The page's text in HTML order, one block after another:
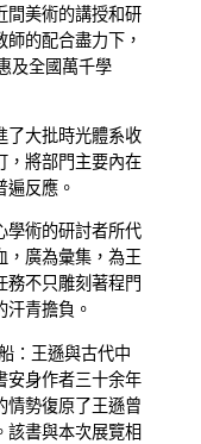
間美術的講授和研
的配合盡力下，
及全國萬千學
了大批時光體系收
，將部門主要內在
反應。
學術的研討者所代
，廣為彙集，為王
務不只雕刻著程門
青擔負。
：王遜與古代中
安身作者三十余年
情勢復原了王遜曾
該書與本次展覽相